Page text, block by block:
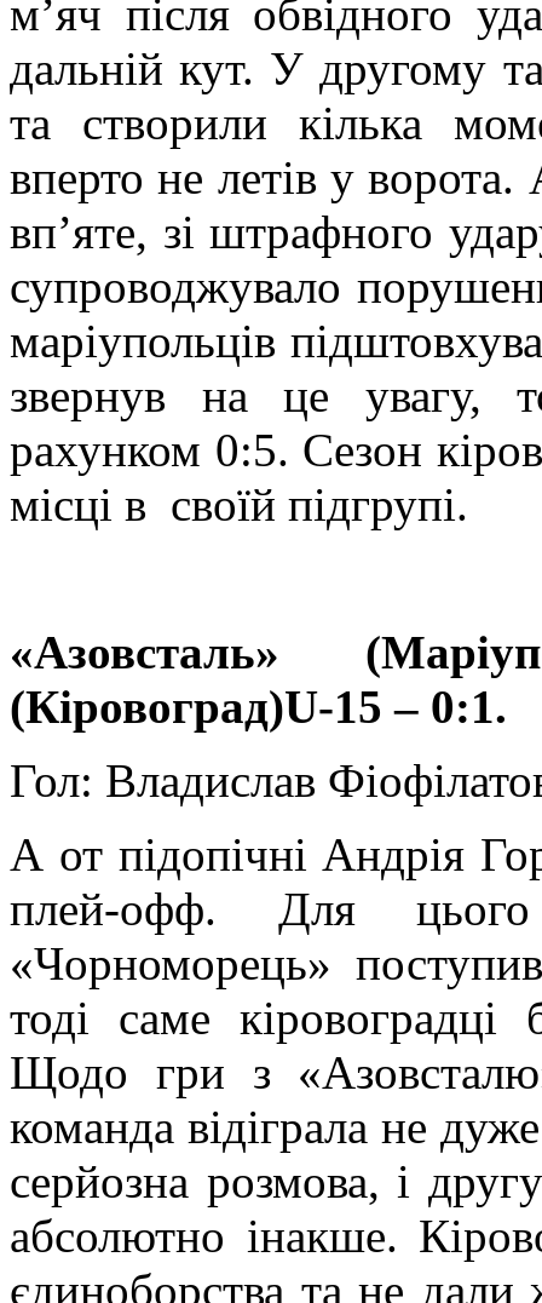
м’яч після обвідного
дальній кут. У другому
та створили кілька
вперто не летів у
вп’яте, зі штрафного
супроводжувало
маріупольців
звернув на це увагу,
рахунком 0:5. Сезон
місці в своїй підгрупі.
«Азовсталь»
(Кіровоград)U-15– 0:1.
Гол: Владислав
А от підопічні Андрія
плей-офф. Для
«Чорноморець»
тоді саме кіровоградці
Щодо гри з
команда відіграла не
серйозна розмова, і
абсолютно інакше.
єдиноборства та не